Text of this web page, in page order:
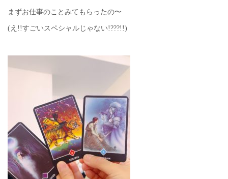
まずお仕事のことみてもらったの〜
(え!!すごいスペシャルじゃない!???!!)